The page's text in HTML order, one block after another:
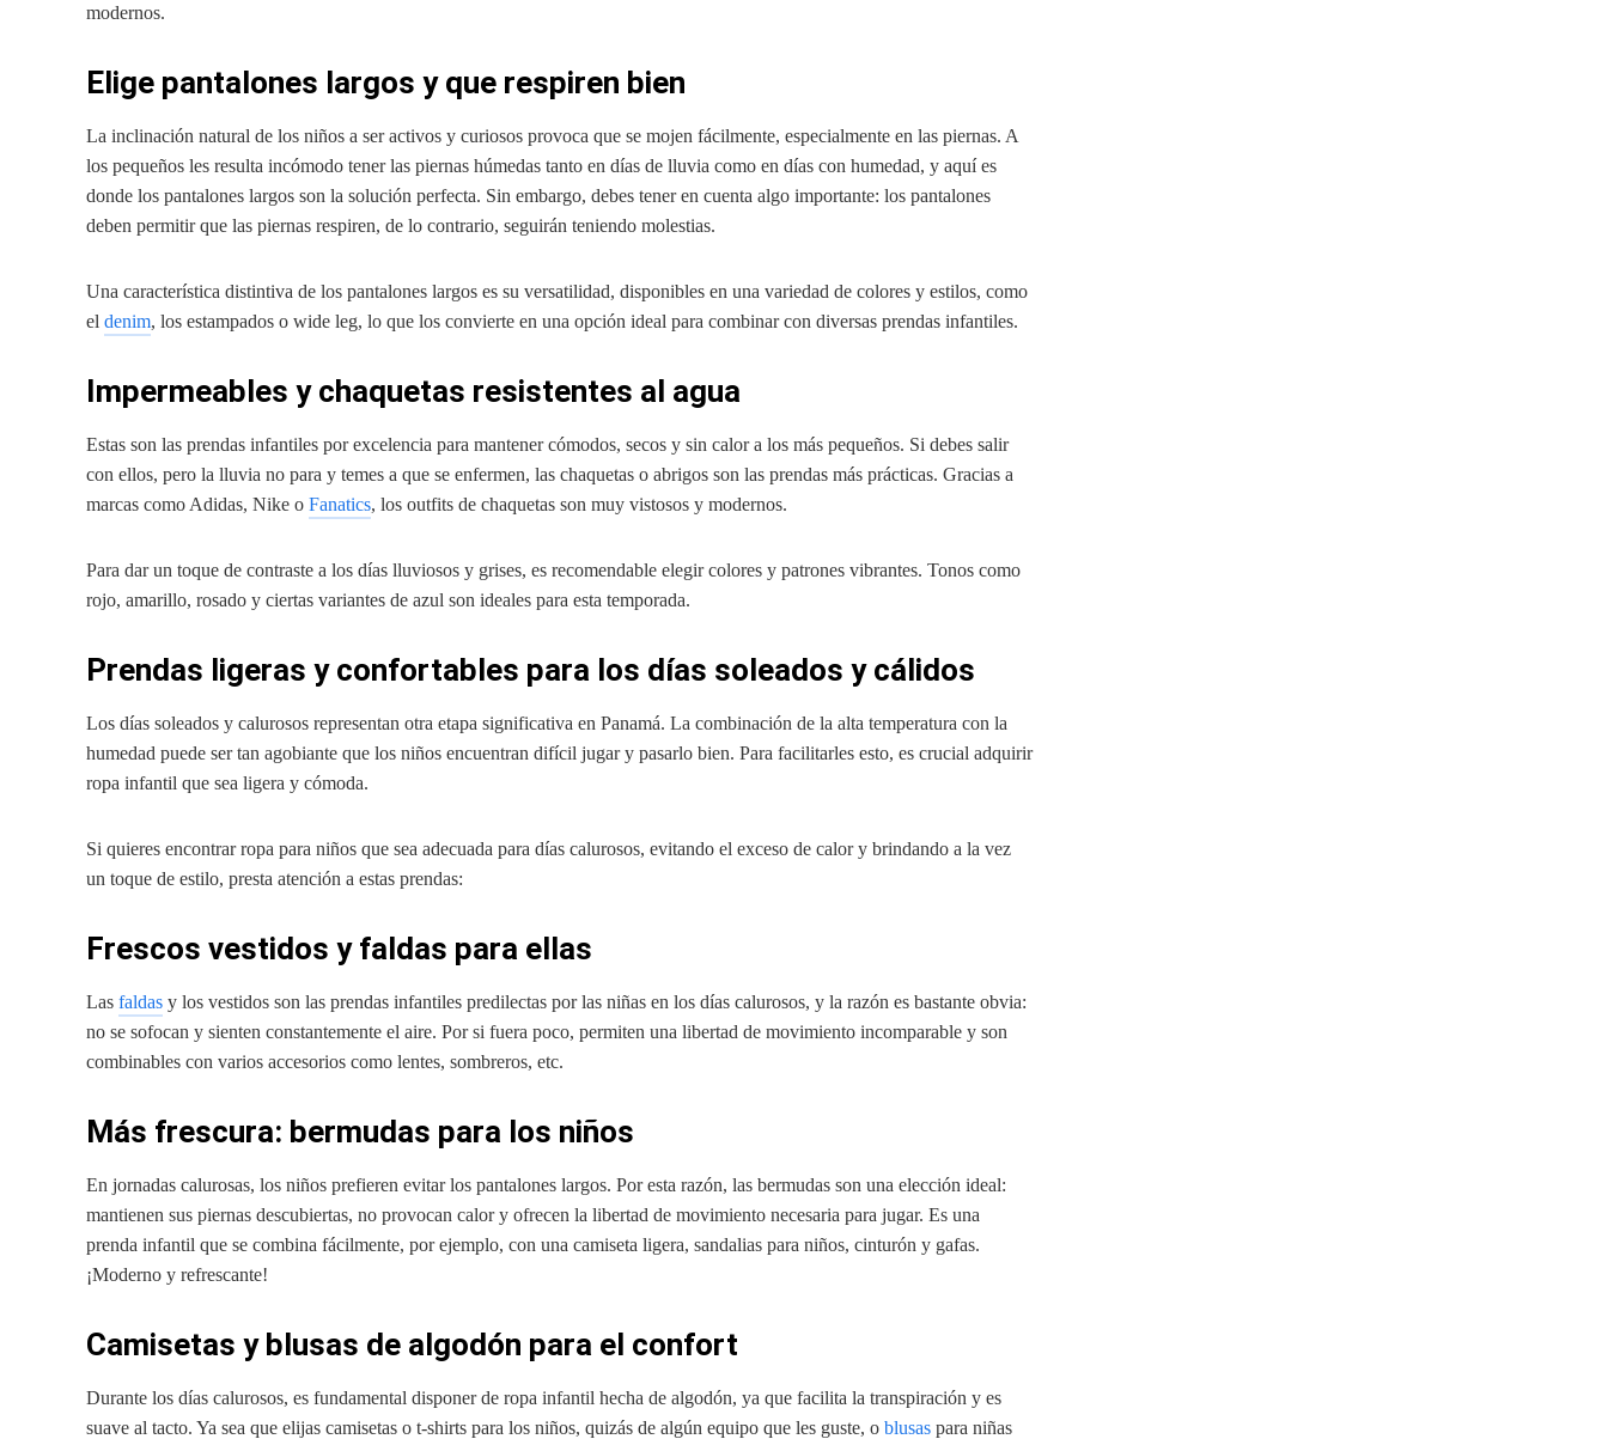
modernos.
Elige pantalones largos y que respiren bien
La inclinación natural de los niños a ser activos y curiosos provoca que se mojen fácilmente, especialmente en las piernas. A
los pequeños les resulta incómodo tener las piernas húmedas tanto en días de lluvia como en días con humedad, y aquí es
donde los pantalones largos son la solución perfecta. Sin embargo, debes tener en cuenta algo importante: los pantalones
deben permitir que las piernas respiren, de lo contrario, seguirán teniendo molestias.
Una característica distintiva de los pantalones largos es su versatilidad, disponibles en una variedad de colores y estilos, como
el denim, los estampados o wide leg, lo que los convierte en una opción ideal para combinar con diversas prendas infantiles.
Impermeables y chaquetas resistentes al agua
Estas son las prendas infantiles por excelencia para mantener cómodos, secos y sin calor a los más pequeños. Si debes salir
con ellos, pero la lluvia no para y temes a que se enfermen, las chaquetas o abrigos son las prendas más prácticas. Gracias a
marcas como Adidas, Nike o Fanatics, los outfits de chaquetas son muy vistosos y modernos.
Para dar un toque de contraste a los días lluviosos y grises, es recomendable elegir colores y patrones vibrantes. Tonos como
rojo, amarillo, rosado y ciertas variantes de azul son ideales para esta temporada.
Prendas ligeras y confortables para los días soleados y cálidos
Los días soleados y calurosos representan otra etapa significativa en Panamá. La combinación de la alta temperatura con la
humedad puede ser tan agobiante que los niños encuentran difícil jugar y pasarlo bien. Para facilitarles esto, es crucial adquirir
ropa infantil que sea ligera y cómoda.
Si quieres encontrar ropa para niños que sea adecuada para días calurosos, evitando el exceso de calor y brindando a la vez
un toque de estilo, presta atención a estas prendas:
Frescos vestidos y faldas para ellas
Las faldas y los vestidos son las prendas infantiles predilectas por las niñas en los días calurosos, y la razón es bastante obvia:
no se sofocan y sienten constantemente el aire. Por si fuera poco, permiten una libertad de movimiento incomparable y son
combinables con varios accesorios como lentes, sombreros, etc.
Más frescura: bermudas para los niños
En jornadas calurosas, los niños prefieren evitar los pantalones largos. Por esta razón, las bermudas son una elección ideal:
mantienen sus piernas descubiertas, no provocan calor y ofrecen la libertad de movimiento necesaria para jugar. Es una
prenda infantil que se combina fácilmente, por ejemplo, con una camiseta ligera, sandalias para niños, cinturón y gafas.
¡Moderno y refrescante!
Camisetas y blusas de algodón para el confort
Durante los días calurosos, es fundamental disponer de ropa infantil hecha de algodón, ya que facilita la transpiración y es
suave al tacto. Ya sea que elijas camisetas o t-shirts para los niños, quizás de algún equipo que les guste, o blusas para niñas